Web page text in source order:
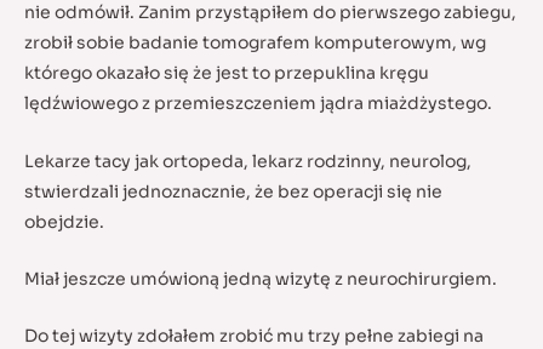
nie odmówił. Zanim przystąpiłem do pierwszego zabiegu,
zrobił sobie badanie tomografem komputerowym, wg
którego okazało się że jest to przepuklina kręgu
lędźwiowego z przemieszczeniem jądra miażdżystego.
Lekarze tacy jak ortopeda, lekarz rodzinny, neurolog,
stwierdzali jednoznacznie, że bez operacji się nie
obejdzie.
Miał jeszcze umówioną jedną wizytę z neurochirurgiem.
Do tej wizyty zdołałem zrobić mu trzy pełne zabiegi na